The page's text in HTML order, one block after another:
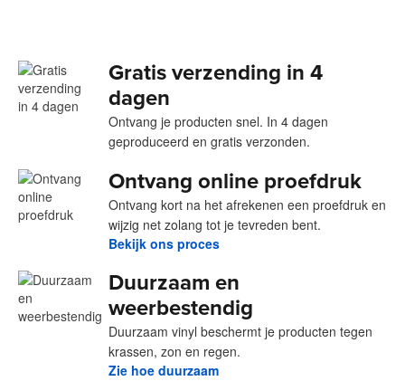
Gratis verzending in 4
dagen
Ontvang je producten snel. In 4 dagen
geproduceerd en gratis verzonden.
Ontvang online proefdruk
Ontvang kort na het afrekenen een proefdruk en
wijzig net zolang tot je tevreden bent.
Bekijk ons proces
Duurzaam en
weerbestendig
Duurzaam vinyl beschermt je producten tegen
krassen, zon en regen.
Zie hoe duurzaam